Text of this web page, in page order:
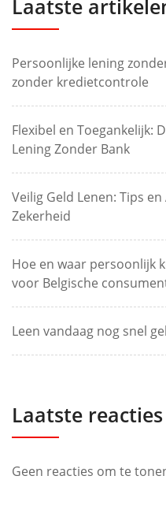
Laatste
Persoonlijke lening
zonder kredietcontrole
Flexibel en Toegankelijk:
Lening Zonder Bank
Veilig Geld Lenen: Tips
Zekerheid
Hoe en waar persoonlijk
voor Belgische
Leen vandaag nog snel
Laatste reacties
Geen reacties om te